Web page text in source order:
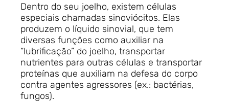
Dentro do seu joelho, existem células
especiais chamadas sinoviócitos. Elas
produzem o líquido sinovial, que tem
diversas funções como auxiliar na
“lubrificação” do joelho, transportar
nutrientes para outras células e transportar
proteínas que auxiliam na defesa do corpo
contra agentes agressores (ex.: bactérias,
fungos).